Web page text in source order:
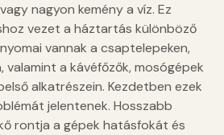
nagyon kemény a víz. Ez
vezet a háztartás különböző
vannak a csaptelepeken,
valamint a kávéfőzők, mosógépek
alkatrészein. Kezdetben ezek
jelentenek. Hosszabb
rontja a gépek hatásfokát és